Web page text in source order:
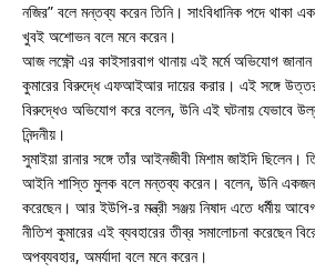
নজির” বলে মন্তব্য করেন তিনি। সাংবিধানিক পদে থাকা
খুবই অশোভন বলে মনে করেন।
আজ লক্ষ্ণৌ এর কাইসারবাগ থানায় এই মর্মে অভিযোগ জানান
কুমারের বিরুদ্ধে এফআইআর দায়ের করার। এই সঙ্গে উত্তর
বিরুদ্ধেও অভিযোগ করে বলেন, উনি এই ঘটনায় যেভাবে
নিন্দনীয়।
সুমাইয়া রানার সঙ্গে তাঁর আইনজীবী মিশাম জাইদি ছিলেন।
আইনি শাস্তি মুলক বলে মন্তব্য করেন। বলেন, উনি একজন
করেছেন। আর ইউপি-র মন্ত্রী সঞ্জয় নিষাদ এতে ধর্মীয়
নীতিশ কুমারের এই ব্যবহারের তীব্র সমালোচনা করেছেন
অপব্যবহার, অমর্যাদা বলে মনে করেন।